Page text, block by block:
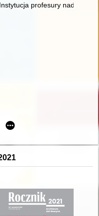
inkunabułów Biblioteki PAU
Instytucja profesury